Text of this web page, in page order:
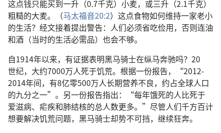
这点钱只能买到一升 （0.7千克） 小麦， 或三升 （2.1千克）
粗糙的大麦。（马太福音20:2） 这点食物如何维持一家老小
的生活？ 经文接着提出警告： 人们必须省吃俭用， 否则连油
和酒 （当时的生活必需品） 也会不够。
自1914年以来， 有证据表明黑马骑士在纵马奔驰吗？20
世纪， 大约7000万人死于饥荒。 根据一份报告，“2012-
2014年间， 有8亿零500万人长期营养不良， 约占全球人口
的九分之一”。 另一份报告指出：“每年饿死的人比死于
爱滋病、 疟疾和肺结核的总人数更多。” 尽管人们千方百计
想要解决饥荒问题， 黑马骑士却势不可挡， 继续狂奔。